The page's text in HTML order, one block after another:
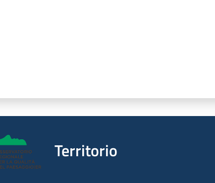
Territorio